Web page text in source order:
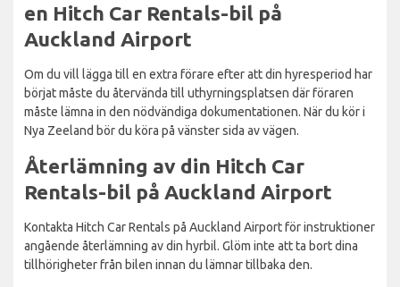
en Hitch Car Rentals-bil på
Auckland Airport
Om du vill lägga till en extra förare efter att din hyresperiod har
börjat måste du återvända till uthyrningsplatsen där föraren
måste lämna in den nödvändiga dokumentationen. När du kör i
Nya Zeeland bör du köra på vänster sida av vägen.
Återlämning av din Hitch Car
Rentals-bil på Auckland Airport
Kontakta Hitch Car Rentals på Auckland Airport för instruktioner
angående återlämning av din hyrbil. Glöm inte att ta bort dina
tillhörigheter från bilen innan du lämnar tillbaka den.